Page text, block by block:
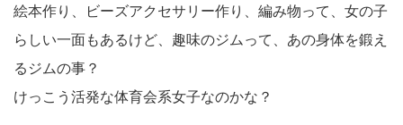
絵本作り、ビーズアクセサリー作り、編み物って、女の子
らしい一面もあるけど、趣味のジムって、あの身体を鍛え
るジムの事？
けっこう活発な体育会系女子なのかな？